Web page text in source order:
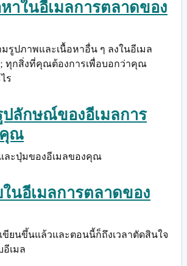
หาในอีเมลการตลาดของ
รูปภาพและเนื้อหาอื่น ๆ ลงในอีเมล
ทุกสิ่งที่คุณต้องการเพื่อบอกว่าคุณ
ร
ปลักษณ์ของอีเมลการ
คุณ
ละปุ่มของอีเมลของคุณ
ในอีเมลการตลาดของ
ยนขึ้นแล้วและตอนนี้ก็ถึงเวลาตัดสินใจ
อีเมล